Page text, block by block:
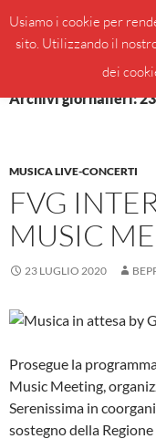
contenuto
BeppeBlog
Archivi giornalieri: 23
MUSICA LIVE-CONCERTI
FVG
MUSIC
23 LUGLIO 2020
Prosegue la
Music Meeting,
Serenissima in
sostegno della
Usiamo i cookie per
sito. Utilizzando il
dei